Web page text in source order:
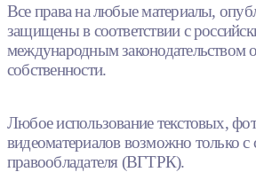
Все права на любые материалы,
защищены в соответствии с
международным законодательством
собственности.
Любое использование текстовых,
видеоматериалов возможно только с
правообладателя (ВГТРК).